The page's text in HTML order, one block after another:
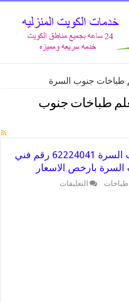
طباخات جنوب السرة
طباخات جنوب
تصليح طباخات جنوب السرة 62224041 رقم فني
بارخص الاسعار
التعليقات